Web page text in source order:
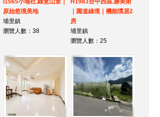
I1565小埔社.綠意山景｜
原始悠境美地
埔里鎮
瀏覽人數：38
H1983台中西區.勝美術
｜園道綠境｜機能璞居2
房
埔里鎮
瀏覽人數：25